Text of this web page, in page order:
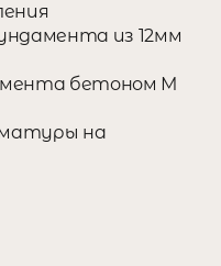
из 12мм
бетоном М
на